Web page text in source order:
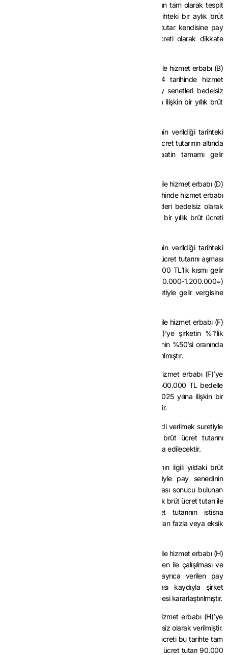
tarihte hizmet erbabının bir yıllık brüt ücret tutarının tam olarak tespit
edilememesi halinde, pay senetlerinin verildiği tarihteki bir aylık brüt
ücret tutarının 12 ile çarpılması sonucu bulunan tutar kendisine pay
senedi verilen hizmet erbabının bir yıllık brüt ücreti olarak dikkate
Teknogirişim şirketi niteliğini haiz (A) A.Ş. ile hizmet erbabı (B)
arasında yapılan sözleşme uyarınca 30/9/2024 tarihinde hizmet
erbabı (B)’ye rayiç değeri 500.000 TL olan pay senetleri bedelsiz
olarak verilmiştir. Hizmet erbabı (B)’nin 2024 yılına ilişkin bir yıllık brüt
Buna göre, bedelsiz olarak verilen pay senetlerinin verildiği tarihteki
rayiç bedelinin hizmet erbabı (B)’nin bir yıllık brüt ücret tutarının altında
kalması nedeniyle bu şekilde sağlanan menfaatin tamamı gelir
Teknogirişim şirketi niteliğini haiz (C) A.Ş. ile hizmet erbabı (D)
arasında yapılan sözleşme uyarınca 10/6/2025 tarihinde hizmet erbabı
(D)’ye rayiç değeri 1.500.000 TL olan pay senetleri bedelsiz olarak
verilmiştir. Hizmet erbabı (D)’nin 2025 yılına ilişkin bir yıllık brüt ücreti
Buna göre, bedelsiz olarak verilen pay senetlerinin verildiği tarihteki
rayiç bedelinin hizmet erbabı (D)’nin bir yıllık brüt ücret tutarını aşması
nedeniyle, bu şekilde sağlanan menfaatin 1.200.000 TL’lik kısmı gelir
vergisinden istisna edilecektir. Bu tutarı aşan (1.500.000-1.200.000=)
300.000 TL’lik kısım ise brüte iblağ edilmek suretiyle gelir vergisine
Teknogirişim şirketi niteliğini haiz (E) A.Ş. ile hizmet erbabı (F)
arasında yapılan sözleşmede, hizmet erbabı (F)’ye şirketin %1’lik
hissesini temsil eden pay senetlerinin rayiç değerinin %50’si oranında
indirimli olarak satın alma hakkı tanınması kararlaştırılmıştır.
Bu sözleşme kapsamında, 29/9/2025 tarihinde hizmet erbabı (F)’ye
rayiç değeri 5.000.000 TL olan pay senetleri 2.500.000 TL bedelle
indirimli olarak verilmiştir. Hizmet erbabı (F)’nin 2025 yılına ilişkin bir
yıllık brüt ücreti 3.000.000 TL olarak tespit edilmiştir.
Buna göre, hizmet erbabı (F)’ye indirimli pay senedi verilmek suretiyle
sağlanan 2.500.000 TL’lik menfaatin bir yıllık brüt ücret tutarını
aşmaması nedeniyle tamamı gelir vergisinden istisna edilecektir.
(2) Pay senedinin verildiği tarihte hizmet erbabının ilgili yıldaki brüt
ücretinin tam olarak tespit edilememesi nedeniyle pay senedinin
verildiği aydaki brüt ücret tutarının 12 ile çarpılması sonucu bulunan
tutar, yıl sonunda hizmet erbabının gerçekleşen yıllık brüt ücret tutarı ile
karşılaştırılacaktır. Yıllık gerçekleşen brüt ücret tutarının istisna
kapsamında dikkate alınan yıllık brüt ücret tutarından fazla veya eksik
Teknogirişim şirketi niteliğini haiz (G) A.Ş. ile hizmet erbabı (H)
arasında yapılan sözleşmede, belirli bir süre işveren ile çalışılması ve
belirlenen performans kriterlerinin sağlanması, ayrıca verilen pay
senetlerinin 12 yıldan önce elden çıkarılmaması kaydıyla şirket
hisselerinden belirlenen miktarda pay senedi verilmesi kararlaştırılmıştır.
Bu sözleşme kapsamında, 28/2/2025 tarihinde hizmet erbabı (H)’ye
rayiç değeri 1.200.000 TL olan pay senetleri bedelsiz olarak verilmiştir.
Hizmet erbabı (H)’nin 2025 yılına ilişkin yıllık brüt ücreti bu tarihte tam
olarak tespit edilemediğinden Şubat ayındaki brüt ücret tutarı 90.000